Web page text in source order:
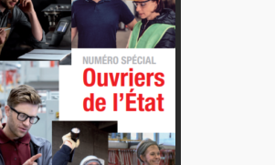
des droits à retraite des parents
procédures médicales
du dispositif
CHALEURS